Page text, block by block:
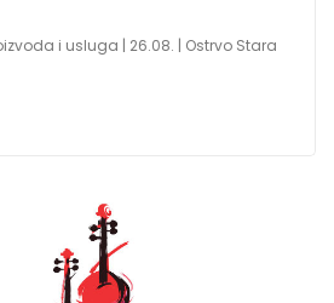
i usluga | 26.08. | Ostrvo Stara